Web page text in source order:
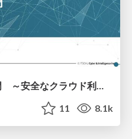
クラウドセキュリティ入門 ～安全なクラウド利用のための基礎知識～
11 8.1k